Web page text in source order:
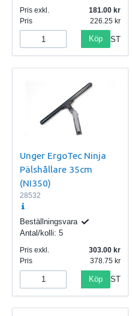
Pris exkl.
181.00
Pris
226.25
Köp ST
Unger ErgoTec Ninja
Pälshållare 35cm
(NI350)
28532
Beställningsvara
Antal/kolli: 5
Pris exkl.
303.00
Pris
378.75
Köp ST